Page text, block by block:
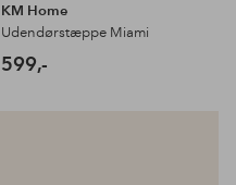
KM Home
Udendørstæppe Miami
599,-